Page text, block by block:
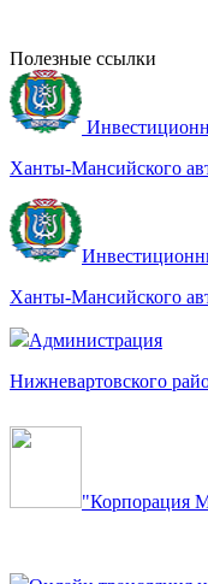
Полезные ссылки
Ханты-Мансийского
Ханты-Мансийского
Администрация
Нижневартовского
"Корпорация